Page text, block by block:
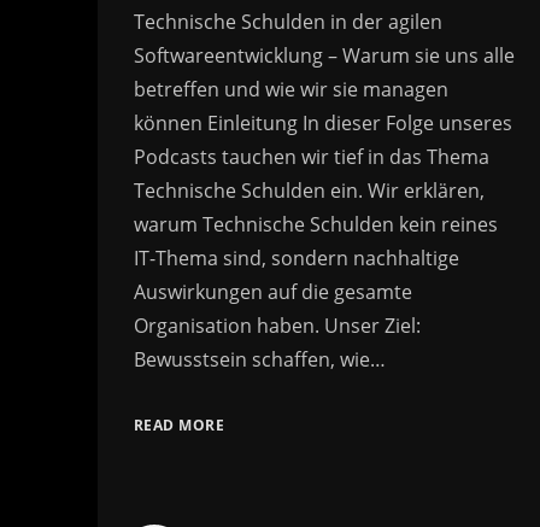
Technische Schulden in der agilen
Softwareentwicklung – Warum sie uns alle
betreffen und wie wir sie managen
können Einleitung In dieser Folge unseres
Podcasts tauchen wir tief in das Thema
Technische Schulden ein. Wir erklären,
warum Technische Schulden kein reines
IT-Thema sind, sondern nachhaltige
Auswirkungen auf die gesamte
Organisation haben. Unser Ziel:
Bewusstsein schaffen, wie…
READ MORE